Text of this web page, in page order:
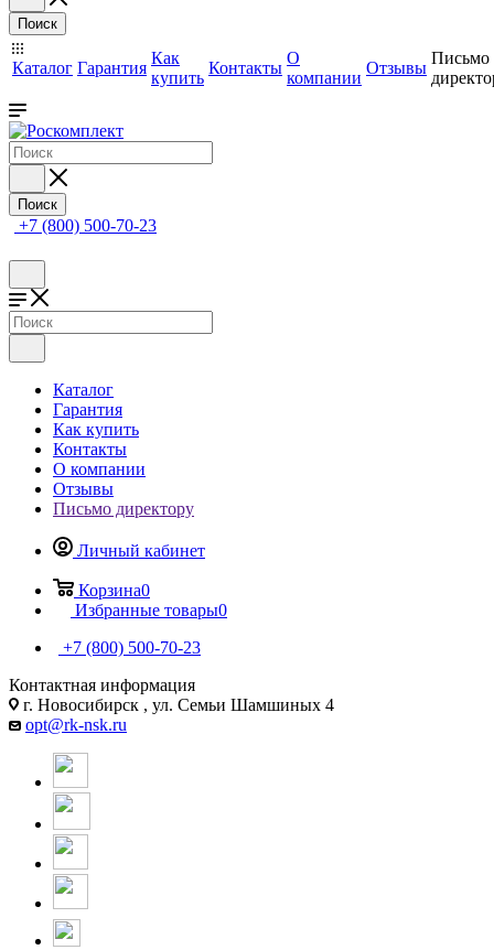
Поиск
Каталог Гарантия
Как
купить
Контакты
О
компании
Отзывы
Письмо
Поиск
+7 (800) 500-70-23
Каталог
Гарантия
Как купить
Контакты
О компании
Отзывы
Письмо директору
Личный кабинет
Корзина0
Избранные товары0
+7 (800) 500-70-23
Контактная информация
г. Новосибирск , ул. Семьи Шамшиных 4
opt@rk-nsk.ru